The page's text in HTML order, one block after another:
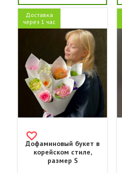
Доставка
через 1 час
Дофаминовый букет в
корейском стиле,
размер S